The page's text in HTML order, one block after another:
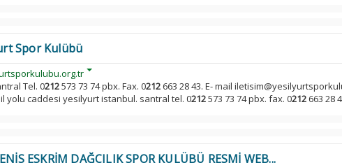
Spor Kulübü
Tel. 0212573 73 74 pbx. Fax. 0212 663 28 43. E- mail
yolu caddesi yesilyurt istanbul. santral tel. 0212573 73 74 pbx. fax. 0212 663 28
ESKRİM DAĞCILIK SPOR KULÜBÜ RESMİ WEB...